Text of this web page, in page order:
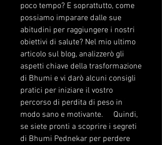
poco tempo? E soprattutto, come
possiamo imparare dalle sue
abitudini per raggiungere i nostri
obiettivi di salute? Nel mio ultimo
articolo sul blog, analizzerò gli
aspetti chiave della trasformazione
di Bhumi e vi darò alcuni consigli
pratici per iniziare il vostro
percorso di perdita di peso in
modo sano e motivante.     Quindi,
se siete pronti a scoprire i segreti
di Bhumi Pednekar per perdere